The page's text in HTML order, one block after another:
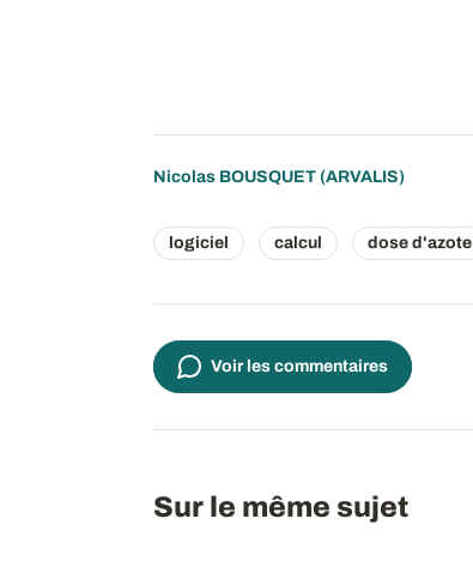
Nicolas BOUSQUET(ARVALIS)
logiciel calcul dose d'azote
Voir les commentaires
Sur le même sujet